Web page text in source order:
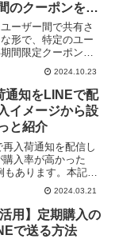
のクーポンを発
ーザー間で共有さ
形で、特定のユー
間限定クーポンを
におすすめの記事
回購入の2週間後
になるディス
日の期間限定で発
ンを配信する」とい
解説します。
2024.10.23
知をLINEで配
イメージから設
と紹介
入荷通知を配信し
入率が高かった
もあります。本記事
「AMP ‑ Back in
on LINE」を使っ
で配信する方法を解
荷通知施策を効果
う！
2024.03.21
用】定期購入の
で送る方法